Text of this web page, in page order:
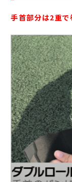
手首部分は2重で